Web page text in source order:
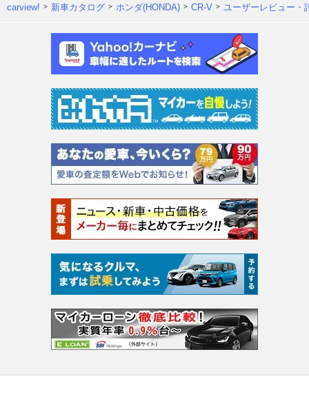
carview! 新車カタログ ホンダ(HONDA) CR-V ユーザーレビュー・